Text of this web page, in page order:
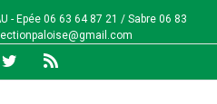
- Epée 06 63 64 87 21 / Sabre 06 83
Twitter